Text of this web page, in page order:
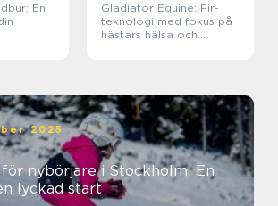
En
Gladiator Equine: Fir-
teknologi med fokus på
hästars hälsa och
2025
nybörjare i Stockholm: En
lyckad start